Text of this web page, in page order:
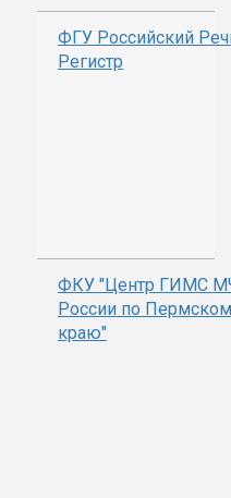
ФГУ Российский
Регистр
ФКУ "Центр ГИМС
России по
краю"